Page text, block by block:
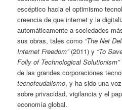
escéptico hacia el optimismo
creencia de que internet y la
automáticamente a sociedades
sus obras, tales como “The Net
Internet Freedom”(2011) y “To
Folly of Technological Solutionism”
de las grandes corporaciones
tecnofeudalismo, y ha sido una
sobre privacidad, vigilancia y el
economía global.